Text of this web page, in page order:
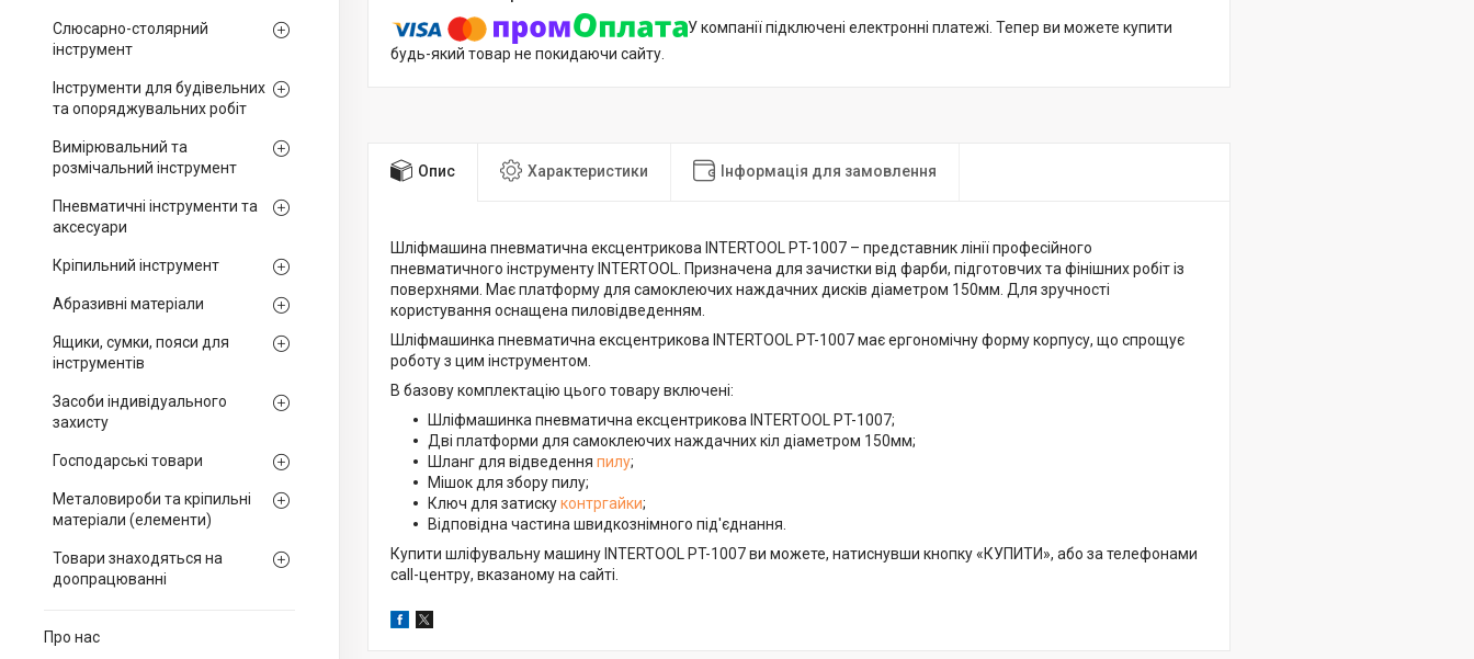
Слюсарно-столярний
інструмент
Інструменти для будівельних
та опоряджувальних робіт
Вимірювальний та
розмічальний інструмент
Пневматичні інструменти та
аксесуари
Кріпильний інструмент
Абразивні матеріали
Ящики, сумки, пояси для
інструментів
Засоби індивідуального
захисту
Господарські товари
Металовироби та кріпильні
матеріали (елементи)
Товари знаходяться на
доопрацюванні
Про нас
У компанії підключені електронні платежі. Тепер ви можете купити
будь-який товар не покидаючи сайту.
Опис Характеристики Інформація для замовлення
Шліфмашина пневматична ексцентрикова INTERTOOL PT-1007 – представник лінії професійного
пневматичного інструменту INTERTOOL. Призначена для зачистки від фарби, підготовчих та фінішних робіт із
поверхнями. Має платформу для самоклеючих наждачних дисків діаметром 150мм. Для зручності
користування оснащена пиловідведенням.
Шліфмашинка пневматична ексцентрикова INTERTOOL PT-1007 має ергономічну форму корпусу, що спрощує
роботу з цим інструментом.
В базову комплектацію цього товару включені:
Шліфмашинка пневматична ексцентрикова INTERTOOL PT-1007;
Дві платформи для самоклеючих наждачних кіл діаметром 150мм;
Шланг для відведення пилу;
Мішок для збору пилу;
Ключ для затискуконтргайки;
Відповідна частина швидкознімного під'єднання.
Купити шліфувальну машину INTERTOOL PT-1007 ви можете, натиснувши кнопку «КУПИТИ», або за телефонами
call-центру, вказаному на сайті.